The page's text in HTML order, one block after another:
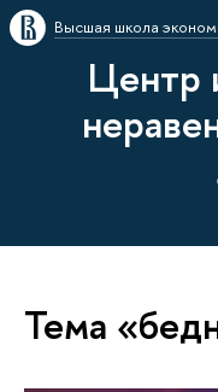
Высшая школа
Центр
Тема